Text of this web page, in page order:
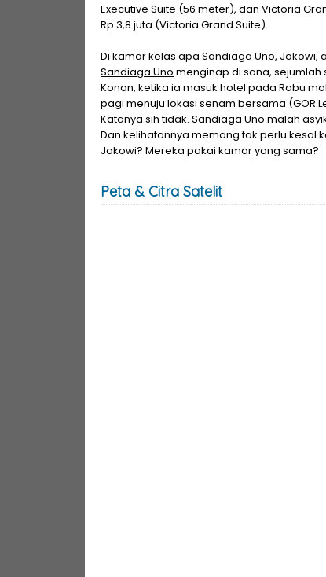
Executive Suite (56 meter), dan Victoria
Rp 3,8 juta (Victoria Grand Suite).
Di kamar kelas apa Sandiaga Uno, Jokowi,
Sandiaga Uno menginap di sana,
Konon, ketika ia masuk hotel pada Rabu
pagi menuju lokasi senam bersama (GOR
Katanya sih tidak. Sandiaga Uno malah
Dan kelihatannya memang tak perlu kesal
Jokowi? Mereka pakai kamar yang sama?
Peta & Citra Satelit